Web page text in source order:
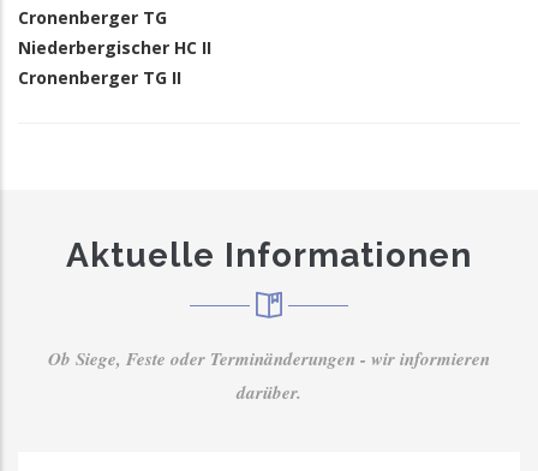
Cronenberger TG
Niederbergischer HC II
Cronenberger TG II
Aktuelle Informationen
Ob Siege, Feste oder Terminänderungen - wir informieren
darüber.